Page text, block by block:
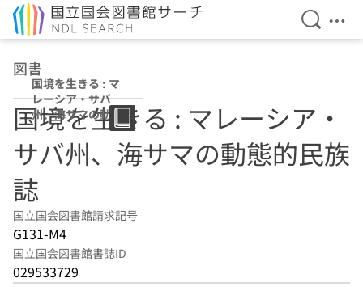
検索を
メ
図書
国境を生きる : マ
レーシア・サバ
州、海サマの動態
的民族誌
国境を生きる : マレーシア・
サバ州、海サマの動態的民族
誌
国立国会図書館請求記号
G131-M4
国立国会図書館書誌ID
029533729